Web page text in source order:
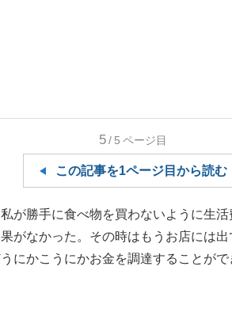
5/5 ページ目
この記事を1ページ目から読む
が勝手に食べ物を買わないように生
がなかった。その時はもうお店には
にかこうにかお金を調達することがで